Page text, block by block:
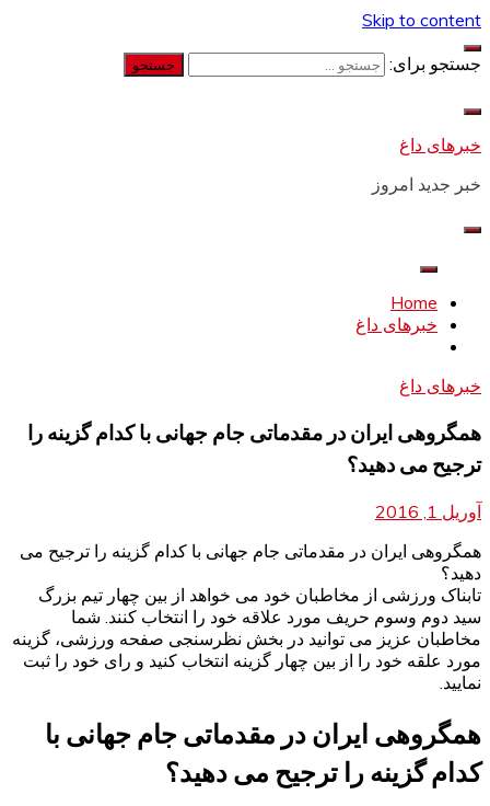
Skip to content
جستجو برای:
خبرهای داغ
خبر جدید امروز
Home
خبرهای داغ
خبرهای داغ
همگروهی ایران در مقدماتی جام جهانی با کدام گزینه را
ترجیح می دهید؟
آوریل 1, 2016
همگروهی ایران در مقدماتی جام جهانی با کدام گزینه را ترجیح می
دهید؟
تابناک ورزشی از مخاطبان خود می خواهد از بین چهار تیم بزرگ
سید دوم وسوم حریف مورد علاقه خود را انتخاب کنند. شما
مخاطبان عزیز می توانید در بخش نظرسنجی صفحه ورزشی، گزینه
مورد علقه خود را از بین چهار گزینه انتخاب کنید و رای خود را ثبت
نمایید.
همگروهی ایران در مقدماتی جام جهانی با
کدام گزینه را ترجیح می دهید؟